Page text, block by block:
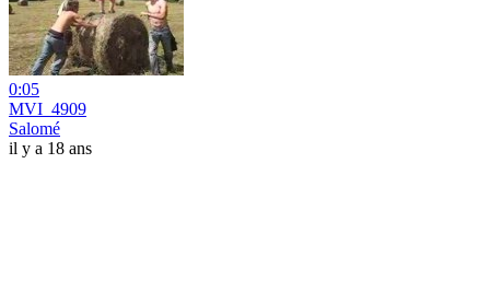
0:05
MVI_4909
Salomé
il y a 18 ans